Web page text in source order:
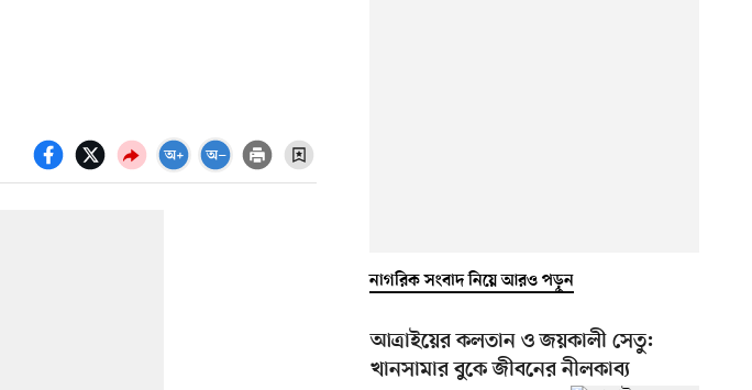
নাগরিক সংবাদ নিয়ে আরও পড়ুন
আত্রাইয়ের কলতান ও জয়কালী সেতু:
খানসামার বুকে জীবনের নীলকাব্য